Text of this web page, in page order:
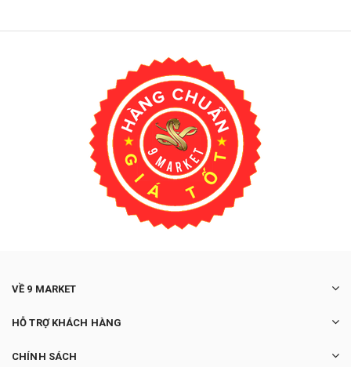
VỀ 9 MARKET
HỖ TRỢ KHÁCH HÀNG
CHÍNH SÁCH